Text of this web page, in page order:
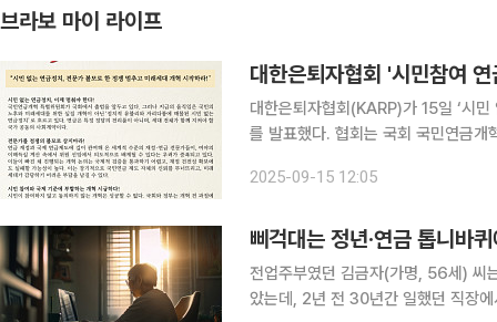
브라보 마이 라이프
대한은퇴자협회 '시민참여
대한은퇴자협회(KARP)가 15일 ‘시
를 발표했다. 협회는 국회 국민연금개
법제화해야 한다고 밝혔다. 또한
2025-09-15 12:05
삐걱대는 정년·연금 톱니바
전업주부였던 김금자(가명, 56세) 씨
았는데, 2년 전 30년간 일했던 직장